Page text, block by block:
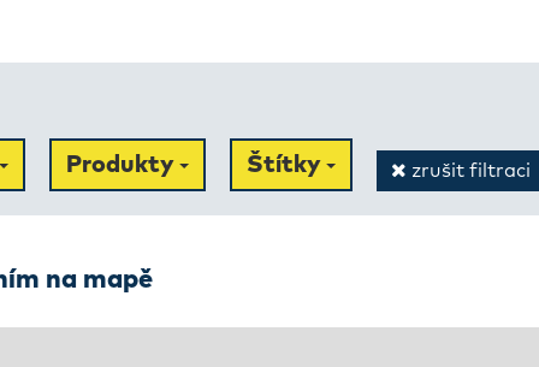
Produkty Štítky zrušit filtraci
na mapě